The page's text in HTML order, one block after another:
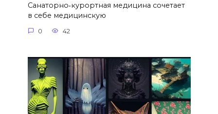
Санаторно‑курортная медицина сочетает
в себе медицинскую
0 42